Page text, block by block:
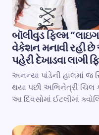
બૉલીવુડ ફિલ્મ
વેકેશન મનાવી રહી છે
પહેરી દેખાડવા લાગી
અનન્યા પાંડેની હાલમાં જ
થયા પછી અભિનેત્રી ચિલ
આ દિવસોમાં ઈટલીમાં